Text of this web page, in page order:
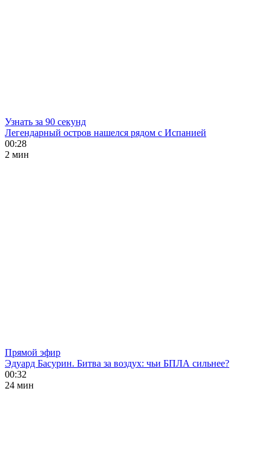
Узнать за 90 секунд
Легендарный остров нашелся рядом с Испанией
00:28
2 мин
Прямой эфир
Эдуард Басурин. Битва за воздух: чьи БПЛА сильнее?
00:32
24 мин